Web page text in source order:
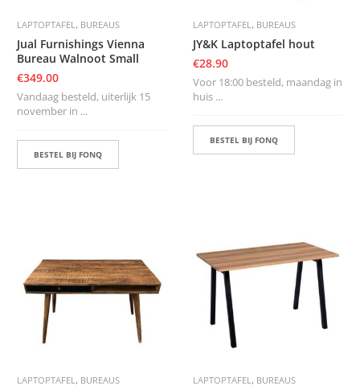
LAPTOPTAFEL, BUREAUS
Jual Furnishings Vienna
Bureau Walnoot Small
€349.00
Vandaag besteld, uiterlijk 15
november in ...
BESTEL BIJ FONQ
LAPTOPTAFEL, BUREAUS
JY&K Laptoptafel hout
€28.90
Voor 18:00 besteld, maandag in
huis ...
BESTEL BIJ FONQ
LAPTOPTAFEL, BUREAUS LAPTOPTAFEL, BUREAUS